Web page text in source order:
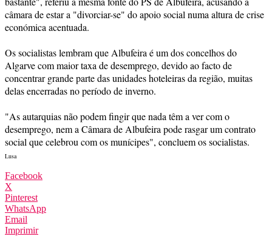
câmara de estar a "divorciar-se" do apoio social numa altura de crise
económica acentuada.
Os socialistas lembram que Albufeira é um dos concelhos do
Algarve com maior taxa de desemprego, devido ao facto de
concentrar grande parte das unidades hoteleiras da região, muitas
delas encerradas no período de inverno.
"As autarquias não podem fingir que nada têm a ver com o
desemprego, nem a Câmara de Albufeira pode rasgar um contrato
social que celebrou com os munícipes", concluem os socialistas.
Lusa
Facebook
X
Pinterest
WhatsApp
Email
Imprimir